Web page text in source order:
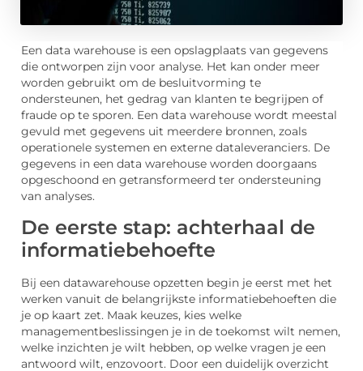
Een data warehouse is een opslagplaats van gegevens
die ontworpen zijn voor analyse. Het kan onder meer
worden gebruikt om de besluitvorming te
ondersteunen, het gedrag van klanten te begrijpen of
fraude op te sporen. Een data warehouse wordt meestal
gevuld met gegevens uit meerdere bronnen, zoals
operationele systemen en externe dataleveranciers. De
gegevens in een data warehouse worden doorgaans
opgeschoond en getransformeerd ter ondersteuning
van analyses.
De eerste stap: achterhaal de
informatiebehoefte
Bij een datawarehouse opzetten begin je eerst met het
werken vanuit de belangrijkste informatiebehoeften die
je op kaart zet. Maak keuzes, kies welke
managementbeslissingen je in de toekomst wilt nemen,
welke inzichten je wilt hebben, op welke vragen je een
antwoord wilt, enzovoort. Door een duidelijk overzicht